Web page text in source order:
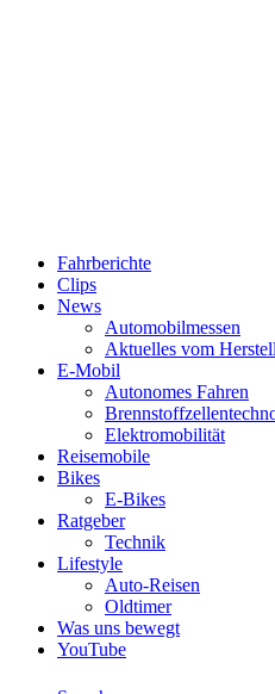
Fahrberichte
Clips
News
Automobilmessen
Aktuelles vom
E-Mobil
Autonomes Fahren
Elektromobilität
Reisemobile
Bikes
E-Bikes
Ratgeber
Technik
Lifestyle
Auto-Reisen
Oldtimer
Was uns bewegt
YouTube